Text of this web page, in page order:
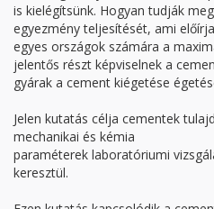
is kielégítsünk. Hogyan tudják
egyezmény teljesítését, ami előírja
egyes országok számára a
jelentős részt képviselnek a
gyárak a cement kiégetése
Jelen kutatás célja cementek
mechanikai és kémia
paraméterek laboratóriumi
keresztül.